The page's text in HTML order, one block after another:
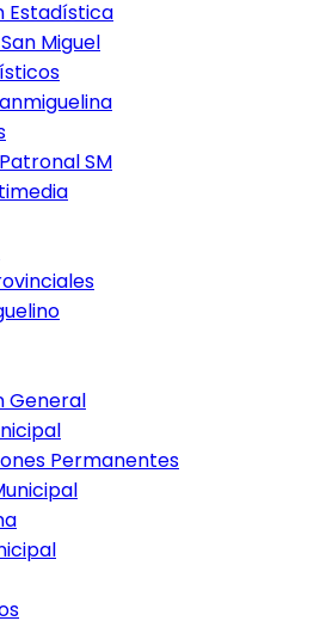
Estadística
Miguel
SM
General
Permanentes